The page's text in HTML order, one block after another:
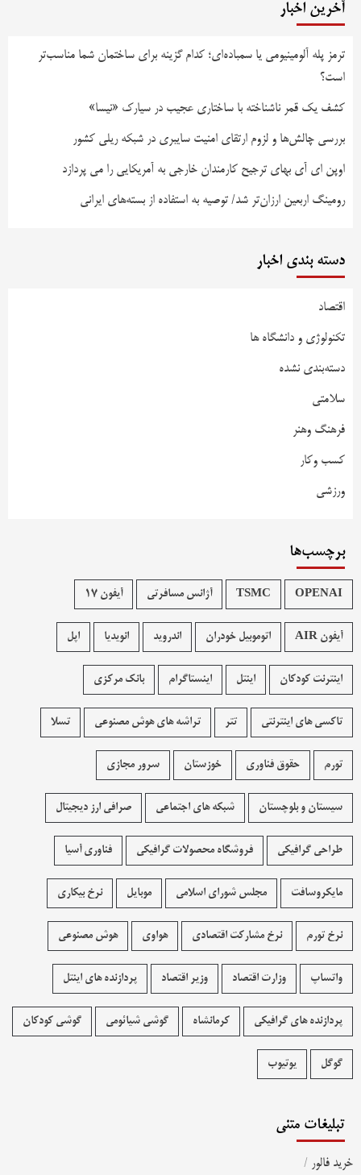
آخرین اخبار
ترمز پله آلومینیومی یا سمباده‌ای؛ کدام گزینه برای ساختمان شما مناسب‌تر
است؟
کشف یک قمر ناشناخته با ساختاری عجیب در سیارک «نیسا»
بررسی چالش‌ها و لزوم ارتقای امنیت سایبری در شبکه ریلی کشور
اوپن ای آی بهای ترجیح کارمندان خارجی به آمریکایی را می پردازد
رومینگ اربعین ارزان‌تر شد/ توصیه به استفاده از بسته‌های ایرانی
دسته بندی اخبار
اقتصاد
تکنولوژی و دانشگاه ها
دسته‌بندی نشده
سلامتی
فرهنگ وهنر
کسب وکار
ورزشی
برچسب‌ها
OPENAI
TSMC آژانس مسافرتی آیفون 17
آیفون AIR اتوموبیل خودران اندروید انویدیا اپل
اینترنت کودکان اینتل اینستاگرام بانک مرکزی
تاکسی های اینترنتی تتر تراشه های هوش مصنوعی تسلا
تورم حقوق فناوری خوزستان سرور مجازی
سیستان و بلوچستان شبکه های اجتماعی صرافی ارز دیجیتال
طراحی گرافیکی فروشگاه محصولات گرافيکی فناوری آسیا
مایکروسافت مجلس شورای اسلامی موبایل نرخ بیکاری
نرخ تورم نرخ مشارکت اقتصادی هواوی هوش مصنوعی
واتساپ وزارت اقتصاد وزیر اقتصاد پردازنده های اینتل
پردازنده های گرافیکی کرمانشاه گوشی شیائومی گوشی کودکان
گوگل یوتیوب
تبلیغات متنی
خرید فالور /